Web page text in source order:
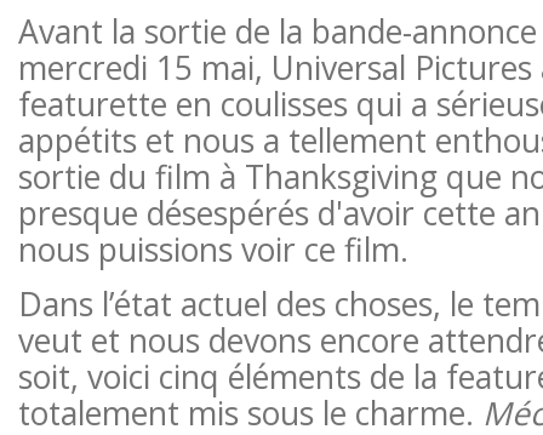
Avant la sortie de la bande-
mercredi 15 mai, Universal
featurette en coulisses qui a
appétits et nous a tellement
sortie du film à Thanksgiving que
presque désespérés d'avoir cette
nous puissions voir ce film.
Dans l’état actuel des choses, le
veut et nous devons encore
soit, voici cinq éléments de la
totalement mis sous le charme.